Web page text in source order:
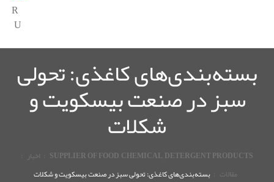
R
U
بسته‌بندی‌های کاغذی: تحولی
سبز در صنعت بیسکویت و
شکلات
SUPPLIER OF FOOD, CHEMICAL, DETERGENT PRODUCTS اخبار
مقالات
بسته‌بندی‌های کاغذی: تحولی سبز در صنعت بیسکویت و شکلات